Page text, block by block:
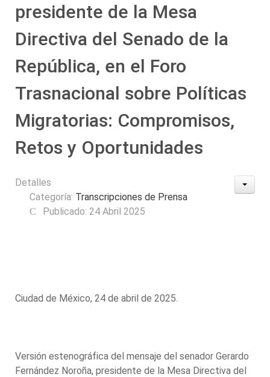
presidente de la Mesa
Directiva del Senado de la
República, en el Foro
Trasnacional sobre Políticas
Migratorias: Compromisos,
Retos y Oportunidades
Detalles
Categoría: Transcripciones de Prensa
Publicado: 24 Abril 2025
Ciudad de México, 24 de abril de 2025.
Versión estenográfica del mensaje del senador Gerardo
Fernández Noroña, presidente de la Mesa Directiva del